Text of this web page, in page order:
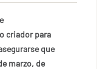
criador para
que
marzo, de